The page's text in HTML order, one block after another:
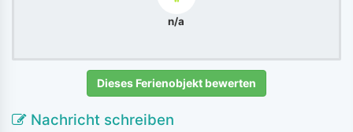
n/a
Dieses Ferienobjekt bewerten
Nachricht schreiben